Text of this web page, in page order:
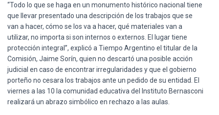
“Todo lo que se haga en un monumento histórico nacional tiene
que llevar presentado una descripción de los trabajos que se
van a hacer, cómo se los va a hacer, qué materiales van a
utilizar, no importa si son internos o externos. El lugar tiene
protección integral”, explicó a Tiempo Argentino el titular de la
Comisión, Jaime Sorín, quien no descartó una posible acción
judicial en caso de encontrar irregularidades y que el gobierno
porteño no cesara los trabajos ante un pedido de su entidad. El
viernes a las 10 la comunidad educativa del Instituto Bernasconi
realizará un abrazo simbólico en rechazo a las aulas.